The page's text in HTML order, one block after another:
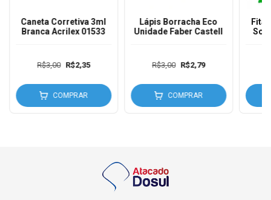
Caneta Corretiva 3ml
Branca Acrilex 01533
R$3,00 R$2,35
COMPRAR
Lápis Borracha Eco
Unidade Faber Castell
R$3,00 R$2,79
COMPRAR
Fita